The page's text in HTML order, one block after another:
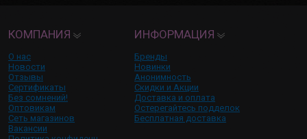
КОМПАНИЯ
О нас
Новости
Отзывы
Сертификаты
Без сомнений!
Оптовикам
Сеть магазинов
Вакансии
ИНФОРМАЦИЯ
Бренды
Новинки
Анонимность
Скидки и Акции
Доставка и оплата
Остерегайтесь подделок
Бесплатная доставка